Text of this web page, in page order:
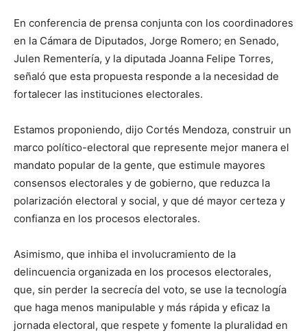
En conferencia de prensa conjunta con los coordinadores
en la Cámara de Diputados, Jorge Romero; en Senado,
Julen Rementería, y la diputada Joanna Felipe Torres,
señaló que esta propuesta responde a la necesidad de
fortalecer las instituciones electorales.
Estamos proponiendo, dijo Cortés Mendoza, construir un
marco político-electoral que represente mejor manera el
mandato popular de la gente, que estimule mayores
consensos electorales y de gobierno, que reduzca la
polarización electoral y social, y que dé mayor certeza y
confianza en los procesos electorales.
Asimismo, que inhiba el involucramiento de la
delincuencia organizada en los procesos electorales,
que, sin perder la secrecía del voto, se use la tecnología
que haga menos manipulable y más rápida y eficaz la
jornada electoral, que respete y fomente la pluralidad en